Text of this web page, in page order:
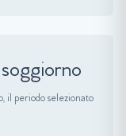
il periodo selezionato